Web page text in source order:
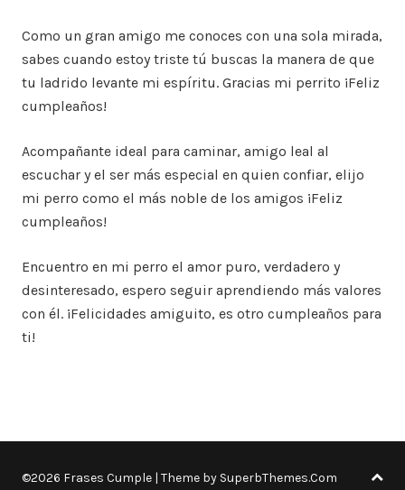
Como un gran amigo me conoces con una sola mirada,
sabes cuando estoy triste tú buscas la manera de que
tu ladrido levante mi espíritu. Gracias mi perrito ¡Feliz
cumpleaños!
Acompañante ideal para caminar, amigo leal al
escuchar y el ser más especial en quien confiar, elijo
mi perro como el más noble de los amigos ¡Feliz
cumpleaños!
Encuentro en mi perro el amor puro, verdadero y
desinteresado, espero seguir aprendiendo más valores
con él. ¡Felicidades amiguito, es otro cumpleaños para
ti!
©2026 Frases Cumple | Theme by SuperbThemes.Com